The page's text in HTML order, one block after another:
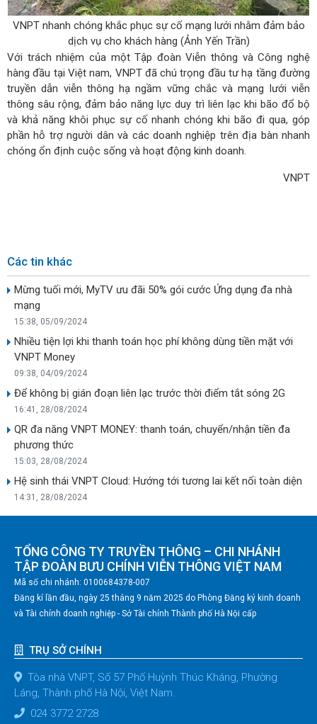
VNPT nhanh chóng khắc phục sự cố mạng lưới nhằm đảm bảo
dịch vụ cho khách hàng (Ảnh Yến Trần)
Với trách nhiệm của một Tập đoàn Viễn thông và Công nghệ
hàng đầu tại Việt nam, VNPT đã chú trọng đầu tư hạ tầng đường
truyền dẫn viễn thông hạ ngầm vững chắc và mạng lưới viễn
thông sâu rộng, đảm bảo năng lực duy trì liên lạc khi bão đổ bộ
và khả năng khôi phục sự cố nhanh chóng khi bão đi qua, góp
phần hỗ trợ người dân và các doanh nghiệp trên địa bàn nhanh
chóng ổn định cuộc sống và hoạt động kinh doanh.
VNPT
Các tin khác
Mừng tuối mới, MyTV ưu đãi 50% gói cước Ứng dụng đa nhà
mạng
15:38, 05/09/2024
Nhiều tiện lợi khi thanh toán học phí không dùng tiền mặt với
VNPT Money
09:38, 04/09/2024
Để không bị gián đoạn liên lạc trước thời điểm tắt sóng 2G
16:41, 28/08/2024
QR đa năng VNPT MONEY: thanh toán, chuyển/nhận tiền đa
phương thức
15:03, 28/08/2024
Hệ sinh thái VNPT Cloud: Hướng tới tương lai kết nối toàn diện
14:31, 28/08/2024
TỔNG CÔNG TY TRUYỀN THÔNG – CHI NHÁNH
TẬP ĐOÀN BƯU CHÍNH VIỄN THÔNG VIỆT NAM
Mã số chi nhánh: 0100684378-007
Đăng kí lần đầu, ngày 25 tháng 9 năm 2025 do Phòng Đăng ký kinh doanh
và Tài chính doanh nghiệp - Sở Tài chính Thành phố Hà Nội cấp
TRỤ SỞ CHÍNH
Tòa nhà VNPT, Số 57 Phố Huỳnh Thúc Kháng, Phường
Láng, Thành phố Hà Nội, Việt Nam.
024 3772 2728